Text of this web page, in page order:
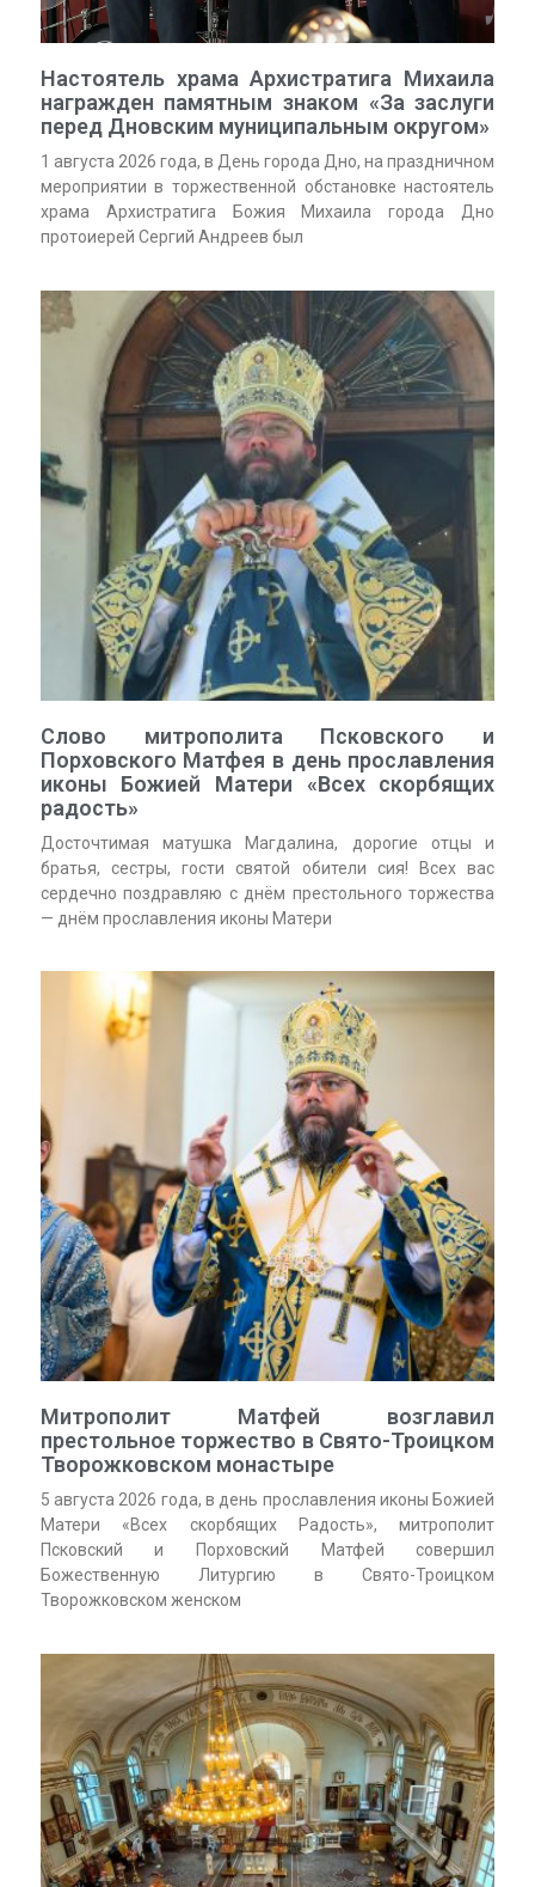
Настоятель храма Архистратига Михаила
награжден памятным знаком «За заслуги
перед Дновским муниципальным округом»
1 августа 2026 года, в День города Дно, на праздничном
мероприятии в торжественной обстановке настоятель
храма Архистратига Божия Михаила города Дно
протоиерей Сергий Андреев был
Слово митрополита Псковского и
Порховского Матфея в день прославления
иконы Божией Матери «Всех скорбящих
радость»
Досточтимая матушка Магдалина, дорогие отцы и
братья, сестры, гости святой обители сия! Всех вас
сердечно поздравляю с днём престольного торжества
— днём прославления иконы Матери
Митрополит Матфей возглавил
престольное торжество в Свято-Троицком
Творожковском монастыре
5 августа 2026 года, в день прославления иконы Божией
Матери «Всех скорбящих Радость», митрополит
Псковский и Порховский Матфей совершил
Божественную Литургию в Свято-Троицком
Творожковском женском